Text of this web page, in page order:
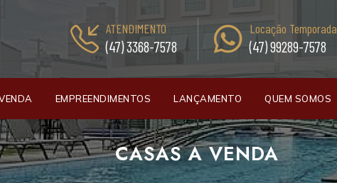
ATENDIMENTO
(47) 3368-7578
Locação Temporada
(47) 99289-7578
EMPREENDIMENTOS LANÇAMENTO QUEM SOMOS
CASAS A VENDA